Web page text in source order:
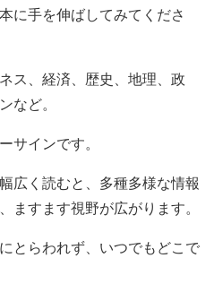
に手を伸ばしてみてくださ
ス、経済、歴史、地理、政
など。
サインです。
広く読むと、多種多様な情報
ますます視野が広がります。
とらわれず、いつでもどこで